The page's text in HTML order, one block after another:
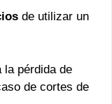
de utilizar un
la pérdida de
de cortes de